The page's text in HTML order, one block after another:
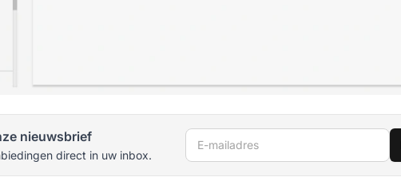
nieuwsbrief
direct in uw inbox.
E-mailadres